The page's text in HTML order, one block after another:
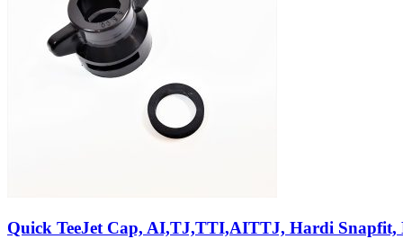
Quick TeeJet Cap, AI,TJ,TTI,AITTJ, Hardi Snapfit,